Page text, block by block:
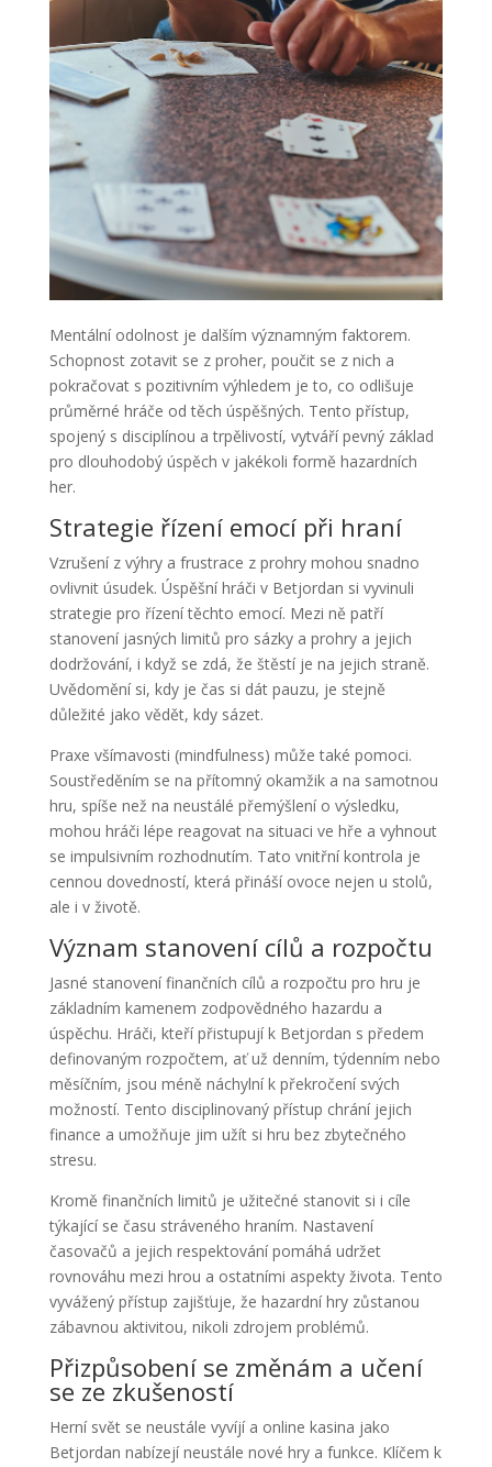
Mentální odolnost je dalším významným faktorem.
Schopnost zotavit se z proher, poučit se z nich a
pokračovat s pozitivním výhledem je to, co odlišuje
průměrné hráče od těch úspěšných. Tento přístup,
spojený s disciplínou a trpělivostí, vytváří pevný základ
pro dlouhodobý úspěch v jakékoli formě hazardních
her.
Strategie řízení emocí při hraní
Vzrušení z výhry a frustrace z prohry mohou snadno
ovlivnit úsudek. Úspěšní hráči v Betjordan si vyvinuli
strategie pro řízení těchto emocí. Mezi ně patří
stanovení jasných limitů pro sázky a prohry a jejich
dodržování, i když se zdá, že štěstí je na jejich straně.
Uvědomění si, kdy je čas si dát pauzu, je stejně
důležité jako vědět, kdy sázet.
Praxe všímavosti (mindfulness) může také pomoci.
Soustředěním se na přítomný okamžik a na samotnou
hru, spíše než na neustálé přemýšlení o výsledku,
mohou hráči lépe reagovat na situaci ve hře a vyhnout
se impulsivním rozhodnutím. Tato vnitřní kontrola je
cennou dovedností, která přináší ovoce nejen u stolů,
ale i v životě.
Význam stanovení cílů a rozpočtu
Jasné stanovení finančních cílů a rozpočtu pro hru je
základním kamenem zodpovědného hazardu a
úspěchu. Hráči, kteří přistupují k Betjordan s předem
definovaným rozpočtem, ať už denním, týdenním nebo
měsíčním, jsou méně náchylní k překročení svých
možností. Tento disciplinovaný přístup chrání jejich
finance a umožňuje jim užít si hru bez zbytečného
stresu.
Kromě finančních limitů je užitečné stanovit si i cíle
týkající se času stráveného hraním. Nastavení
časovačů a jejich respektování pomáhá udržet
rovnováhu mezi hrou a ostatními aspekty života. Tento
vyvážený přístup zajišťuje, že hazardní hry zůstanou
zábavnou aktivitou, nikoli zdrojem problémů.
Přizpůsobení se změnám a učení
se ze zkušeností
Herní svět se neustále vyvíjí a online kasina jako
Betjordan nabízejí neustále nové hry a funkce. Klíčem k